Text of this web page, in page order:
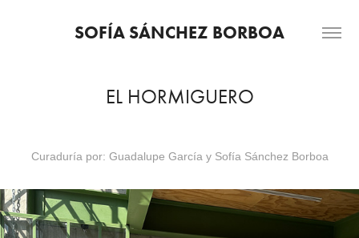
SOFÍA SÁNCHEZ BORBOA
EL HORMIGUERO
Curaduría por: Guadalupe García y Sofía Sánchez Borboa